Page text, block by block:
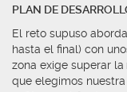
PLAN DE
El reto supuso
hasta el final) con
zona exige superar la
que elegimos nuestra